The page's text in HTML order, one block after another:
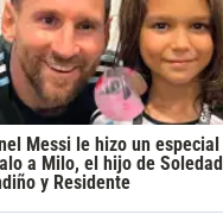
Messi le hizo un especial
a Milo, el hijo de Soledad
y Residente